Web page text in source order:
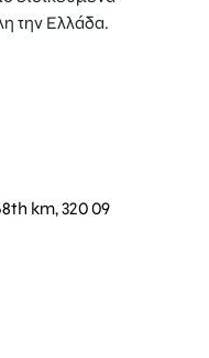
την Ελλάδα.
km, 320 09